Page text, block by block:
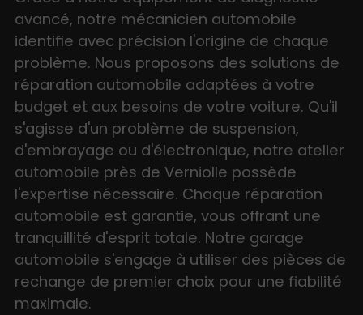
avancé, notre mécanicien automobile
identifie avec précision l'origine de chaque
problème. Nous proposons des solutions de
réparation automobile adaptées à votre
budget et aux besoins de votre voiture. Qu'il
s'agisse d'un problème de suspension,
d'embrayage ou d'électronique, notre atelier
automobile près de Verniolle possède
l'expertise nécessaire. Chaque réparation
automobile est garantie, vous offrant une
tranquillité d'esprit totale. Notre garage
automobile s'engage à utiliser des pièces de
rechange de premier choix pour une fiabilité
maximale.